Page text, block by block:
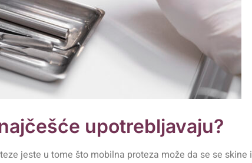
upotrebljavaju?
jeste u tome što mobilna proteza može da se se skine i